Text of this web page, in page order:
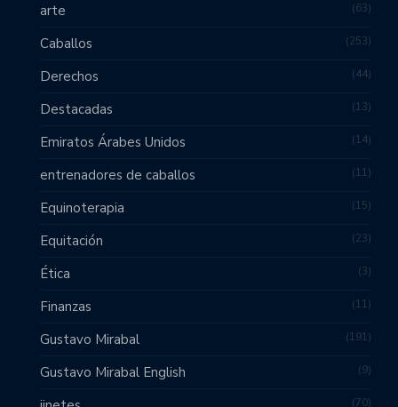
arte 63
Caballos 253
Derechos 44
Destacadas 13
Emiratos Árabes Unidos 14
entrenadores de caballos 11
Equinoterapia 15
Equitación 23
Ética 3
Finanzas 11
Gustavo Mirabal 191
Gustavo Mirabal English 9
70